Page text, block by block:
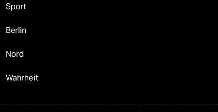
Sport
Berlin
Nord
Wahrheit